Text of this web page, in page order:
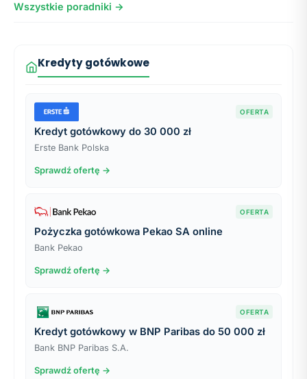
Wszystkie poradniki →
Kredyty gotówkowe
OFERTA
Kredyt gotówkowy do 30 000 zł
Erste Bank Polska
Sprawdź ofertę →
OFERTA
Pożyczka gotówkowa Pekao SA online
Bank Pekao
Sprawdź ofertę →
OFERTA
Kredyt gotówkowy w BNP Paribas do 50 000 zł
Bank BNP Paribas S.A.
Sprawdź ofertę →